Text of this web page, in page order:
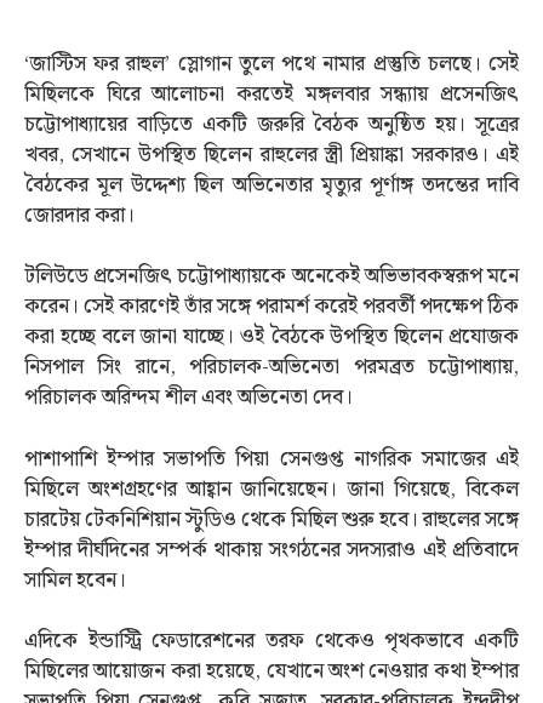
‘জাস্টিস ফর রাহুল’ স্লোগান তুলে পথে নামার প্রস্তুতি চলছে। সেই
মিছিলকে ঘিরে আলোচনা করতেই মঙ্গলবার সন্ধ্যায় প্রসেনজিৎ
চট্টোপাধ্যায়ের বাড়িতে একটি জরুরি বৈঠক অনুষ্ঠিত হয়। সূত্রের
খবর, সেখানে উপস্থিত ছিলেন রাহুলের স্ত্রী প্রিয়াঙ্কা সরকারও। এই
বৈঠকের মূল উদ্দেশ্য ছিল অভিনেতার মৃত্যুর পূর্ণাঙ্গ তদন্তের দাবি
জোরদার করা।
টলিউডে প্রসেনজিৎ চট্টোপাধ্যায়কে অনেকেই অভিভাবকস্বরূপ মনে
করেন। সেই কারণেই তাঁর সঙ্গে পরামর্শ করেই পরবর্তী পদক্ষেপ ঠিক
করা হচ্ছে বলে জানা যাচ্ছে। ওই বৈঠকে উপস্থিত ছিলেন প্রযোজক
নিসপাল সিং রানে, পরিচালক-অভিনেতা পরমব্রত চট্টোপাধ্যায়,
পরিচালক অরিন্দম শীল এবং অভিনেতা দেব।
পাশাপাশি ইম্পার সভাপতি পিয়া সেনগুপ্ত নাগরিক সমাজের এই
মিছিলে অংশগ্রহণের আহ্বান জানিয়েছেন। জানা গিয়েছে, বিকেল
চারটেয় টেকনিশিয়ান স্টুডিও থেকে মিছিল শুরু হবে। রাহুলের সঙ্গে
ইম্পার দীর্ঘদিনের সম্পর্ক থাকায় সংগঠনের সদস্যরাও এই প্রতিবাদে
সামিল হবেন।
এদিকে ইন্ডাস্ট্রি ফেডারেশনের তরফ থেকেও পৃথকভাবে একটি
মিছিলের আয়োজন করা হয়েছে, যেখানে অংশ নেওয়ার কথা ইম্পার